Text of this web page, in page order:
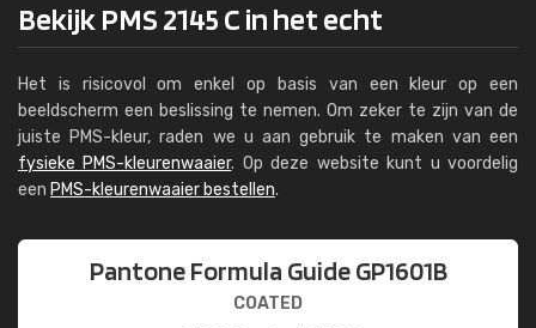
Bekijk PMS 2145 C in het echt
Het is risicovol om enkel op basis van een kleur op een
beeldscherm een beslissing te nemen. Om zeker te zijn van de
juiste PMS-kleur, raden we u aan gebruik te maken van een
fysieke PMS-kleurenwaaier. Op deze website kunt u voordelig
een PMS-kleurenwaaier bestellen.
Pantone Formula Guide GP1601B
COATED